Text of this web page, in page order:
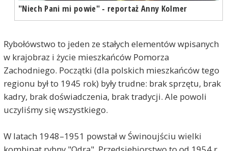
"Niech Pani mi powie" - reportaż Anny Kolmer
Rybołówstwo to jeden ze stałych elementów wpisanych
w krajobraz i życie mieszkańców Pomorza
Zachodniego. Początki (dla polskich mieszkańców tego
regionu był to 1945 rok) były trudne: brak sprzętu, brak
kadry, brak doświadczenia, brak tradycji. Ale powoli
uczyliśmy się wszystkiego.
W latach 1948–1951 powstał w Świnoujściu wielki